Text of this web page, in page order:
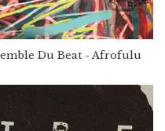
Du Beat - Afrofulu